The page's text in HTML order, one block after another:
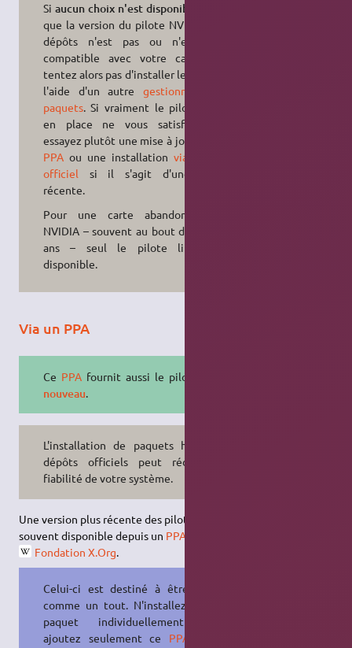
Si aucun choix n'est disponible
que la version du pilote NVIDIA des
dépôts n'est pas ou n'est plus
compatible avec votre carte. Ne
tentez alors pas d'installer le pilote à
l'aide d'un autre gestionnaire de
paquets. Si vraiment le pilote libre
en place ne vous satisfait pas,
essayez plutôt une mise à jour
PPAou une installation via le site
officiel si il s'agit d'une carte
récente.
Pour une carte abandonné par
NVIDIA – souvent au bout de 5 à 10
ans – seul le pilote libre est
disponible.
Via un PPA
Ce PPAfournit aussi le pilote libre
nouveau.
L'installation de paquets hors des
dépôts officiels peut réduire la
fiabilité de votre système.
Une version plus récente des pilotes NVIDIA installés est
souvent disponible depuis un PPA
Fondation X.Org.
Celui-ci est destiné à être utilisé
comme un tout. N'installez pas de
paquet individuellement mais
ajoutez seulement ce PPA